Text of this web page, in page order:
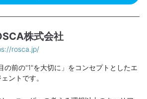
株式会社
rosca.jp/
の前の"1"を大切に」をコンセプトとしたエ
ントです。